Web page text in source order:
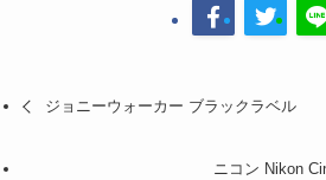
ジョニーウォーカー ブラックラベル
ニコン Nikon